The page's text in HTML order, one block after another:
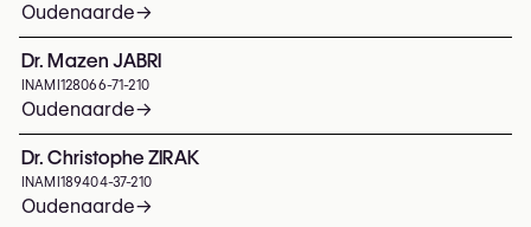
Oudenaarde→
Dr. Mazen JABRI
INAMI 128066-71-210
Oudenaarde→
Dr. Christophe ZIRAK
INAMI 189404-37-210
Oudenaarde→